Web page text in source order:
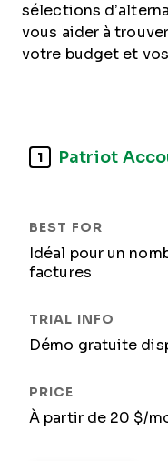
sélections
vous aider à
votre budget et
1 Patriot
Idéal pour un
factures
Démo gratuite
À partir de 20 $/